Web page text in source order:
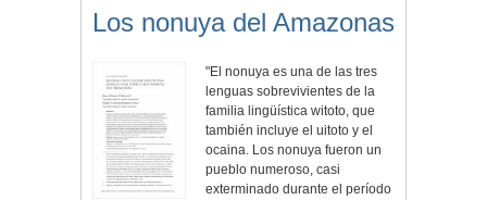
Los nonuya del Amazonas
"El nonuya es una de las tres
lenguas sobrevivientes de la
familia lingüística witoto, que
también incluye el uitoto y el
ocaina. Los nonuya fueron un
pueblo numeroso, casi
exterminado durante el período